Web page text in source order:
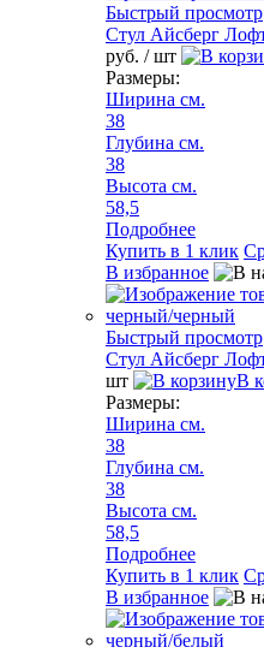
Быстрый просмотр
Стул Айсберг
руб. / шт
Размеры:
Ширина см.
38
Глубина см.
38
Высота см.
58,5
Подробнее
Купить в 1 клик
В избранное
Быстрый просмотр
Стул Айсберг
шт
В
Размеры:
Ширина см.
38
Глубина см.
38
Высота см.
58,5
Подробнее
Купить в 1 клик
В избранное